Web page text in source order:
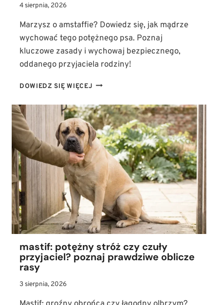
4 sierpnia, 2026
Marzysz o amstaffie? Dowiedz się, jak mądrze
wychować tego potężnego psa. Poznaj
kluczowe zasady i wychowaj bezpiecznego,
oddanego przyjaciela rodziny!
DOWIEDZ SIĘ WIĘCEJ AMSTAFF
RODZINIE:
JAK
MĄDRZE
WYCHOWAĆ
TEGO
POTĘŻNEGO
PSA?
mastif: potężny stróż czy czuły
przyjaciel? poznaj prawdziwe oblicze
rasy
3 sierpnia, 2026